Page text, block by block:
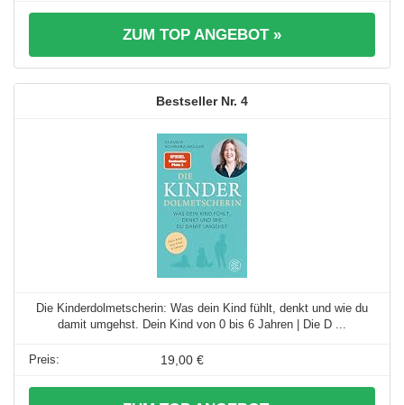
ZUM TOP ANGEBOT »
4
Die Kinderdolmetscherin: Was dein Kind fühlt, denkt und wie du
damit umgehst. Dein Kind von 0 bis 6 Jahren | Die D ...
19,00 €